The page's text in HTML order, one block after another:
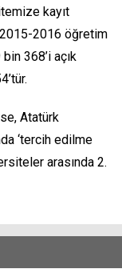
kayıt
2015-2016 öğretim
368’i açık
Atatürk
‘tercih edilme
arasında 2.